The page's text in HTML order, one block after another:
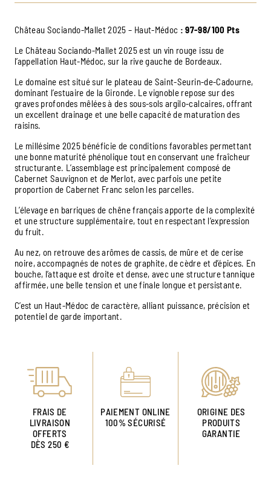
Château Sociando-Mallet 2025 – Haut-Médoc : 97-98/100 Pts
Le Château Sociando-Mallet 2025 est un vin rouge issu de
l’appellation Haut-Médoc, sur la rive gauche de Bordeaux.
Le domaine est situé sur le plateau de Saint-Seurin-de-Cadourne,
dominant l’estuaire de la Gironde. Le vignoble repose sur des
graves profondes mêlées à des sous-sols argilo-calcaires, offrant
un excellent drainage et une belle capacité de maturation des
raisins.
Le millésime 2025 bénéficie de conditions favorables permettant
une bonne maturité phénolique tout en conservant une fraîcheur
structurante. L’assemblage est principalement composé de
Cabernet Sauvignon et de Merlot, avec parfois une petite
proportion de Cabernet Franc selon les parcelles.
L’élevage en barriques de chêne français apporte de la complexité
et une structure supplémentaire, tout en respectant l’expression
du fruit.
Au nez, on retrouve des arômes de cassis, de mûre et de cerise
noire, accompagnés de notes de graphite, de cèdre et d’épices. En
bouche, l’attaque est droite et dense, avec une structure tannique
affirmée, une belle tension et une finale longue et persistante.
C’est un Haut-Médoc de caractère, alliant puissance, précision et
potentiel de garde important.
FRAIS DE
LIVRAISON
OFFERTS
DÈS 250 €
PAIEMENT ONLINE
100% SÉCURISÉ
ORIGINE DES
PRODUITS
GARANTIE